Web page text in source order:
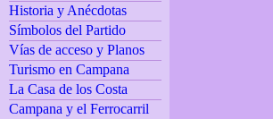
Historia y Anécdotas
Símbolos del Partido
Vías de acceso y Planos
Turismo en Campana
La Casa de los Costa
Campana y el Ferrocarril